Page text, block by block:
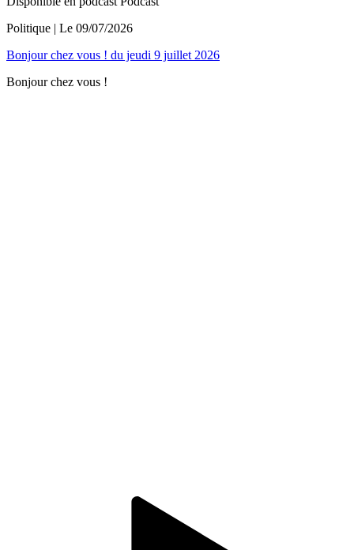
Politique | Le 09/07/2026
Bonjour chez vous ! du jeudi 9 juillet 2026
Bonjour chez vous !